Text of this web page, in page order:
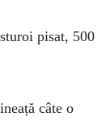
pisat, 500
câte o